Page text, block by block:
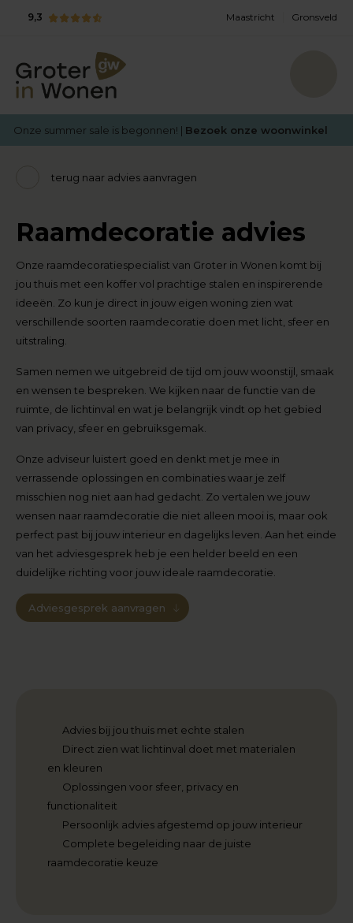
9,3 Maastricht Gronsveld
Onze summer sale is begonnen! | Bezoek onze woonwinkel
terug naar advies aanvragen
Raamdecoratie advies
Onze raamdecoratiespecialist van Groter in Wonen komt bij
jou thuis met een koffer vol prachtige stalen en inspirerende
ideeën. Zo kun je direct in jouw eigen woning zien wat
verschillende soorten raamdecoratie doen met licht, sfeer en
uitstraling.
Samen nemen we uitgebreid de tijd om jouw woonstijl, smaak
en wensen te bespreken. We kijken naar de functie van de
ruimte, de lichtinval en wat je belangrijk vindt op het gebied
van privacy, sfeer en gebruiksgemak.
Onze adviseur luistert goed en denkt met je mee in
verrassende oplossingen en combinaties waar je zelf
misschien nog niet aan had gedacht. Zo vertalen we jouw
wensen naar raamdecoratie die niet alleen mooi is, maar ook
perfect past bij jouw interieur en dagelijks leven. Aan het einde
van het adviesgesprek heb je een helder beeld en een
duidelijke richting voor jouw ideale raamdecoratie.
Adviesgesprek aanvragen
Advies bij jou thuis met echte stalen
Direct zien wat lichtinval doet met materialen
en kleuren
Oplossingen voor sfeer, privacy en
functionaliteit
Persoonlijk advies afgestemd op jouw interieur
Complete begeleiding naar de juiste
raamdecoratie keuze